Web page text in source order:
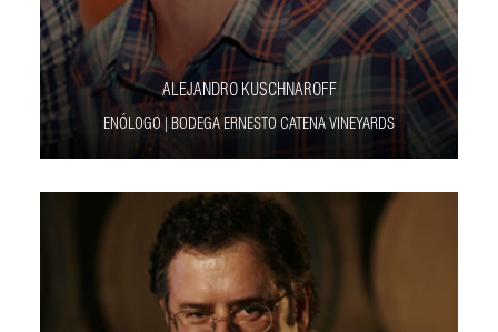
ALEJANDRO KUSCHNAROFF
ENÓLOGO | BODEGA ERNESTO CATENA VINEYARDS